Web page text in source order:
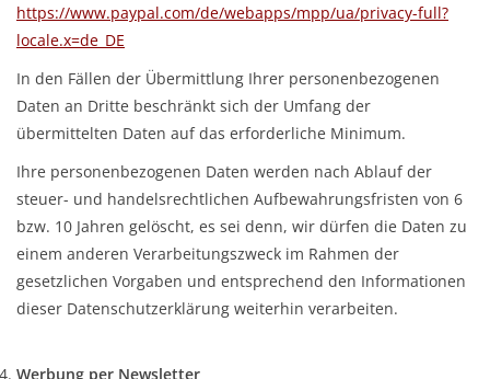
https://www.paypal.com/de/webapps/mpp/ua/privacy-full?
locale.x=de_DE
In den Fällen der Übermittlung Ihrer personenbezogenen
Daten an Dritte beschränkt sich der Umfang der
übermittelten Daten auf das erforderliche Minimum.
Ihre personenbezogenen Daten werden nach Ablauf der
steuer- und handelsrechtlichen Aufbewahrungsfristen von 6
bzw. 10 Jahren gelöscht, es sei denn, wir dürfen die Daten zu
einem anderen Verarbeitungszweck im Rahmen der
gesetzlichen Vorgaben und entsprechend den Informationen
dieser Datenschutzerklärung weiterhin verarbeiten.
Werbung per Newsletter